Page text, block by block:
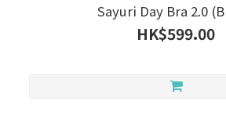
Sayuri Day Bra 2.0
HK$599.00